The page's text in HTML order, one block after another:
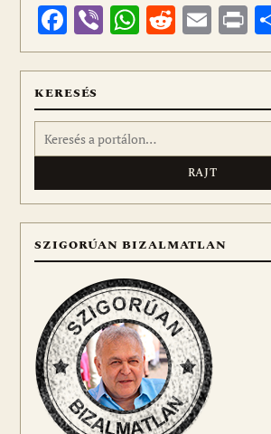
Facebook
Viber Reddit
KERESÉS
Keresés:
SZIGORÚAN BIZALMATLAN